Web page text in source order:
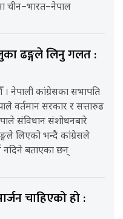
चीन–भारत–नेपाल
ढङ्गले लिनु गलत :
। नेपाली कांग्रेसका सभापति
वर्तमान सरकार र सत्तारुढ
संविधान संशोधनबारे
लिएको भन्दै कांग्रेसले
नदिने बताएका छन्
चाहिएको हो :